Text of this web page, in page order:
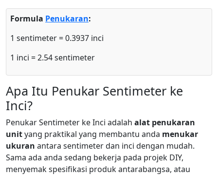
Formula Penukaran:
1 sentimeter = 0.3937 inci
1 inci = 2.54 sentimeter
Apa Itu Penukar Sentimeter ke
Inci?
Penukar Sentimeter ke Inci adalah alat penukaran
unityang praktikal yang membantu anda menukar
ukuran antara sentimeter dan inci dengan mudah.
Sama ada anda sedang bekerja pada projek DIY,
menyemak spesifikasi produk antarabangsa, atau